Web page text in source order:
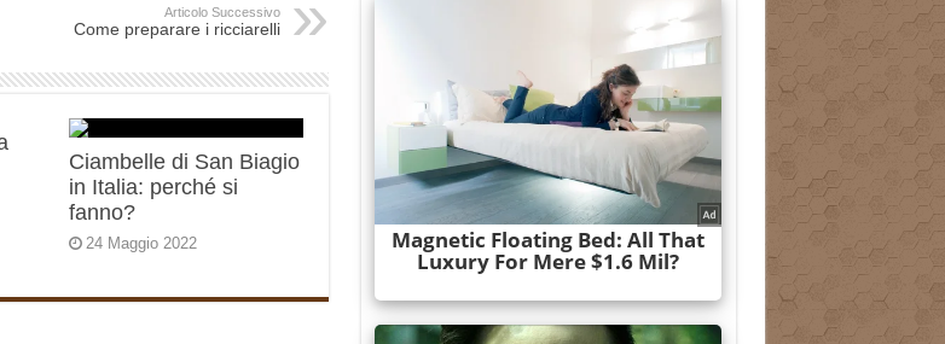
Articolo Successivo
Come preparare i ricciarelli
Ciambelle di San Biagio
in Italia: perché si
fanno?
24 Maggio 2022